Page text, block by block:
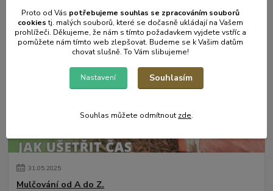
💥 Stali jsme se přímým dovozcem hliníkových žebřů a
lešení.
číst celé
31.05.2025
Mulčování od A do Z.
Proto od Vás potřebujeme souhlas se zpracováním souborů
cookiestj. malých souborů, které se dočasně ukládají na Vašem
prohlížeči. Děkujeme, že nám s tímto požadavkem vyjdete vstříc a
pomůžete nám tímto web zlepšovat. Budeme se k Vašim datům
chovat slušně. To Vám slibujeme!
Nastavení Souhlasím
Souhlas můžete odmítnout zde.